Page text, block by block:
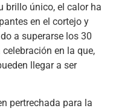
brillo único, el calor ha
en el cortejo y
a superarse los 30
en la que,
llegar a ser
pertrechada para la